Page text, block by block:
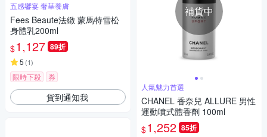
五感饗宴 奢華養膚
Fees Beaute法緻 蒙馬特雪松
身體乳200ml
$1,127 89折
5 (1)
限時下殺 券
貨到通知我
補貨中
人氣魅力首選
CHANEL 香奈兒 ALLURE 男性
運動噴式體香劑 100ml
$1,252 85折